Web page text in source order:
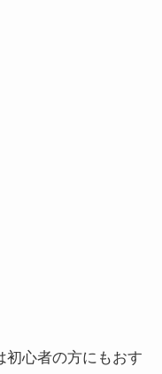
初心者の方にもおす